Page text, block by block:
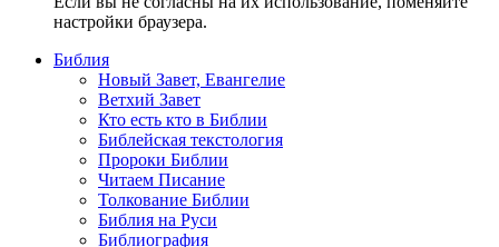
настройки браузера.
Библия
Новый Завет, Евангелие
Ветхий Завет
Кто есть кто в Библии
Библейская текстология
Пророки Библии
Читаем Писание
Толкование Библии
Библия на Руси
Библиография